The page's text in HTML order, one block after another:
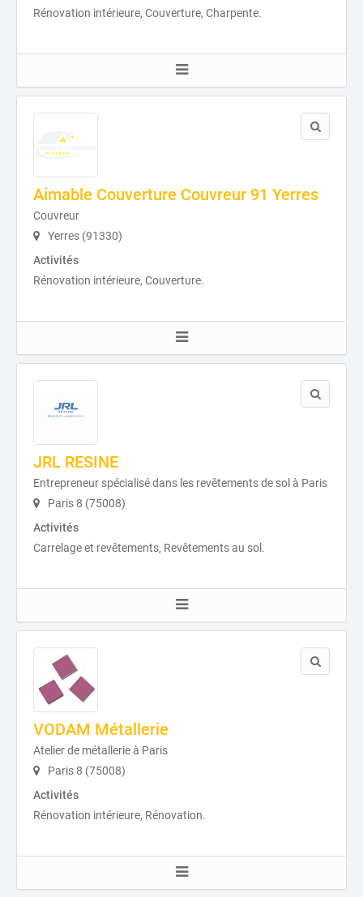
Rénovation intérieure, Couverture, Charpente.
Aimable Couverture Couvreur 91 Yerres
Couvreur
Yerres (91330)
Activités
Rénovation intérieure, Couverture.
JRL RESINE
Entrepreneur spécialisé dans les revêtements de sol à Paris
Paris 8 (75008)
Activités
Carrelage et revêtements, Revêtements au sol.
VODAM Métallerie
Atelier de métallerie à Paris
Paris 8 (75008)
Activités
Rénovation intérieure, Rénovation.